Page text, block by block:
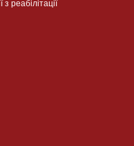
реабілітації